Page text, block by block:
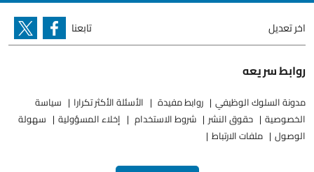
اخر تعديل تابعنا
روابط سريعه
مدونة السلوك الوظيفي روابط مفيدة الأسئلة الأكثر تكرارا
سياسة
الخصوصية
حقوق النشر شروط الاستخدام إخلاء المسؤولية
سهولة
الوصول
ملفات الارتباط